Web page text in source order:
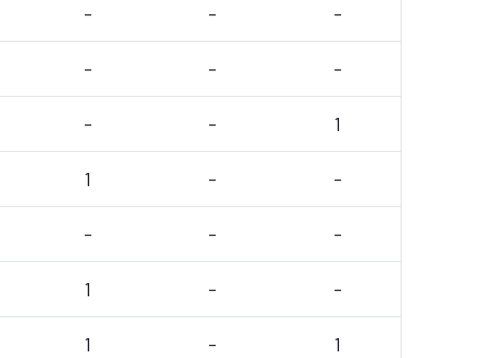
– – –
– – –
– – 1
1 – –
– – –
1 – –
1 – 1